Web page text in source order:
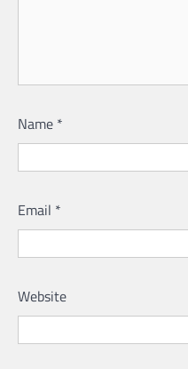
Name *
Email *
Website